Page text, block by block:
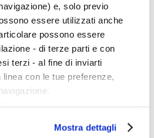
e, solo previo
essere utilizzati anche
possono essere
- di terze parti e con
terzi - al fine di inviarti
con le tue preferenze,
ti invitiamo a prendere visione
Mostra dettagli